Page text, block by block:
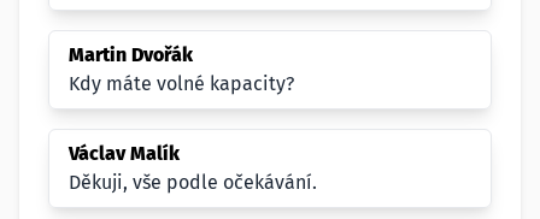
Martin Dvořák
Kdy máte volné kapacity?
Václav Malík
Děkuji, vše podle očekávání.